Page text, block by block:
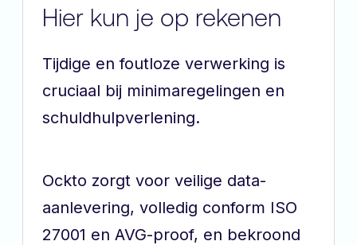
Hier kun je op rekenen
Tijdige en foutloze verwerking is
cruciaal bij minimaregelingen en
schuldhulpverlening.
Ockto zorgt voor veilige data-
aanlevering, volledig conform ISO
27001 en AVG-proof, en bekroond